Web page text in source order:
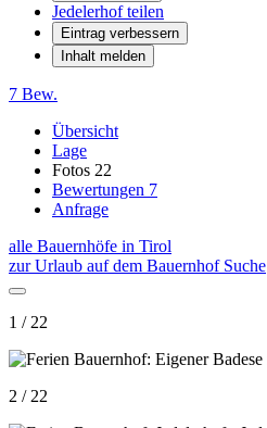
Jedelerhof teilen
Eintrag verbessern
Inhalt melden
7 Bew.
Übersicht
Lage
Fotos 22
Bewertungen 7
Anfrage
alle Bauernhöfe in Tirol
zur Urlaub auf dem Bauernhof Suche
1 / 22
2 / 22